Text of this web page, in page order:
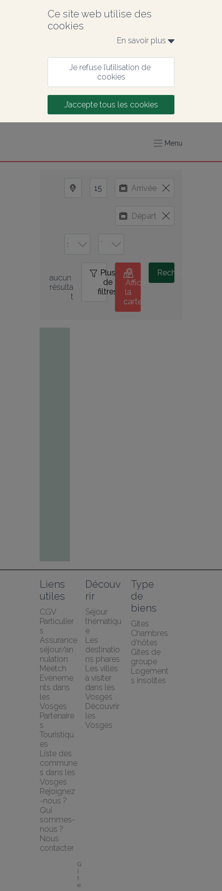
Ce site web utilise des
cookies
En savoir plus
Je refuse l’utilisation de
cookies
J’accepte tous les cookies
Menu
aucun
résulta
t
Plus
de
filtres
Afficher
la
carte
Rechercher
Liens
utiles
CGV
Particulier
s
Assurance
séjour/an
nulation
Meetch
Evèneme
nts dans
les
Vosges
Partenaire
s
Touristiqu
es
Liste des
commune
s dans les
Vosges
Rejoignez
-nous ?
Qui
sommes-
nous ?
Nous
contacter
Découv
rir
Séjour
thématiqu
e
Les
destinatio
ns phares
Les villes
à visiter
dans les
Vosges
Découvrir
les
Vosges
Type
de
biens
Gîtes
Chambres
d’hôtes
Gîtes de
groupe
Logement
s insolites
G
î
t
e